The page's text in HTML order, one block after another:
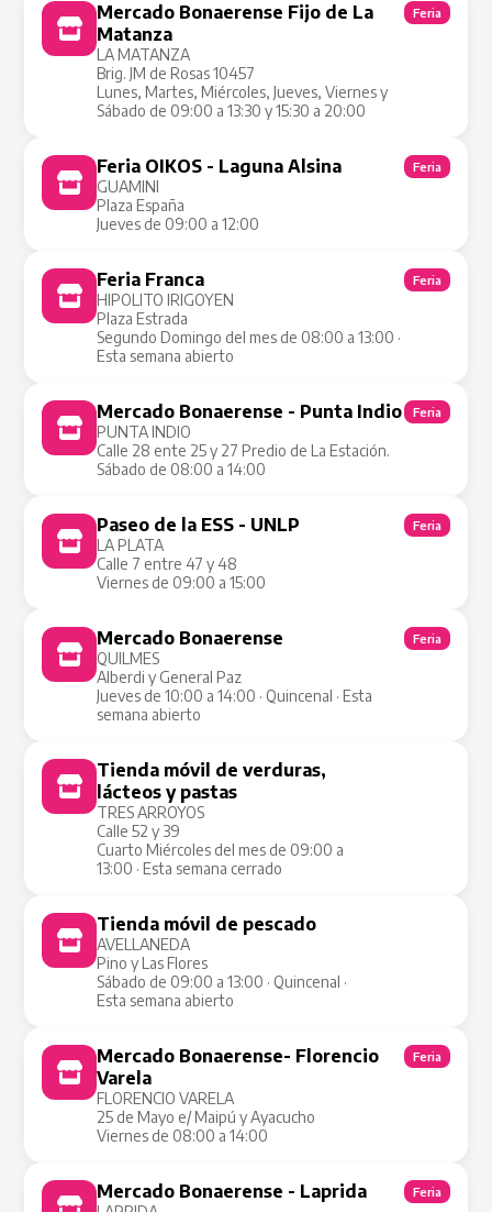
Mercado Bonaerense Fijo de La
Matanza
LA MATANZA
Brig. JM de Rosas 10457
Lunes, Martes, Miércoles, Jueves, Viernes y
Sábado de 09:00 a 13:30 y 15:30 a 20:00
Feria
Feria OIKOS - Laguna Alsina
GUAMINI
Plaza España
Jueves de 09:00 a 12:00
Feria
Feria Franca
HIPOLITO IRIGOYEN
Plaza Estrada
Segundo Domingo del mes de 08:00 a 13:00 ·
Esta semana abierto
Feria
Mercado Bonaerense - Punta Indio
PUNTA INDIO
Calle 28 ente 25 y 27 Predio de La Estación.
Sábado de 08:00 a 14:00
Feria
Paseo de la ESS - UNLP
LA PLATA
Calle 7 entre 47 y 48
Viernes de 09:00 a 15:00
Feria
Mercado Bonaerense
QUILMES
Alberdi y General Paz
Jueves de 10:00 a 14:00 · Quincenal · Esta
semana abierto
Feria
Tienda móvil de verduras,
lácteos y pastas
TRES ARROYOS
Calle 52 y 39
Cuarto Miércoles del mes de 09:00 a
13:00 · Esta semana cerrado
Tienda móvil de pescado
AVELLANEDA
Pino y Las Flores
Sábado de 09:00 a 13:00 · Quincenal ·
Esta semana abierto
Mercado Bonaerense- Florencio
Varela
FLORENCIO VARELA
25 de Mayo e/ Maipú y Ayacucho
Viernes de 08:00 a 14:00
Feria
Mercado Bonaerense - Laprida Feria